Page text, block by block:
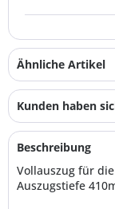
Ähnliche Artikel
Kunden haben
Beschreibung
Vollauszug für
Auszugstiefe